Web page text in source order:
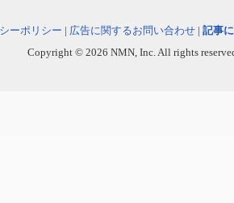
ーポリシー | 広告に関するお問い合わせ | 記事
Copyright © 2026 NMN, Inc. All rights